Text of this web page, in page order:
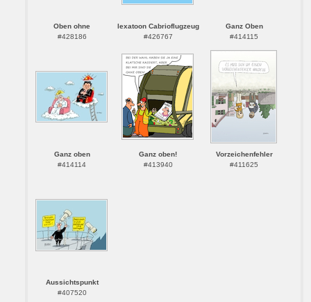
Oben ohne
#428186
lexatoon Cabrioflugzeug
#426767
Ganz Oben
#414115
Ganz oben
#414114
Ganz oben!
#413940
Vorzeichenfehler
#411625
Aussichtspunkt
#407520